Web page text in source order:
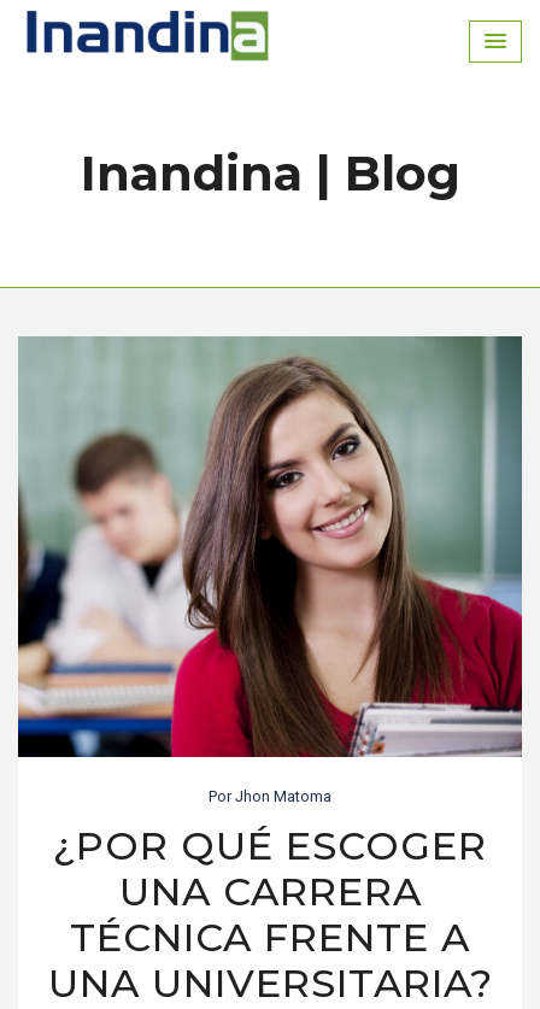
Inicio
Inandina | Blog
PorJhon Matoma
¿POR QUÉ ESCOGER
UNA CARRERA
TÉCNICA FRENTE A
UNA UNIVERSITARIA?